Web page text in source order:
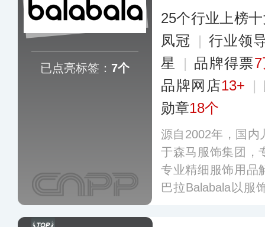
已点亮标签： 7个
25个行业上榜
凤冠 | 行业领
星
| 品牌得票
品牌网店13+ |
勋章18个
源自2002年，国内
于森马服饰集团，
专业精细服饰用品
巴拉Balabala以服